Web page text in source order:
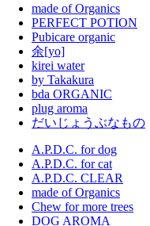
made of Organics
PERFECT POTION
Pubicare organic
余[yo]
kirei water
by Takakura
bda ORGANIC
plug aroma
だいじょうぶなもの
A.P.D.C. for dog
A.P.D.C. for cat
A.P.D.C. CLEAR
made of Organics
Chew for more trees
DOG AROMA